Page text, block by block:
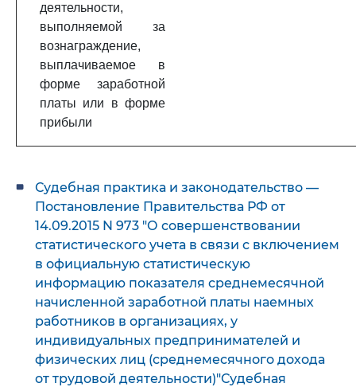
деятельности,
выполняемой за
вознаграждение,
выплачиваемое в
форме заработной
платы или в форме
прибыли
Судебная практика и законодательство —
Постановление Правительства РФ от
14.09.2015 N 973 "О совершенствовании
статистического учета в связи с включением
в официальную статистическую
информацию показателя среднемесячной
начисленной заработной платы наемных
работников в организациях, у
индивидуальных предпринимателей и
физических лиц (среднемесячного дохода
от трудовой деятельности)"Судебная